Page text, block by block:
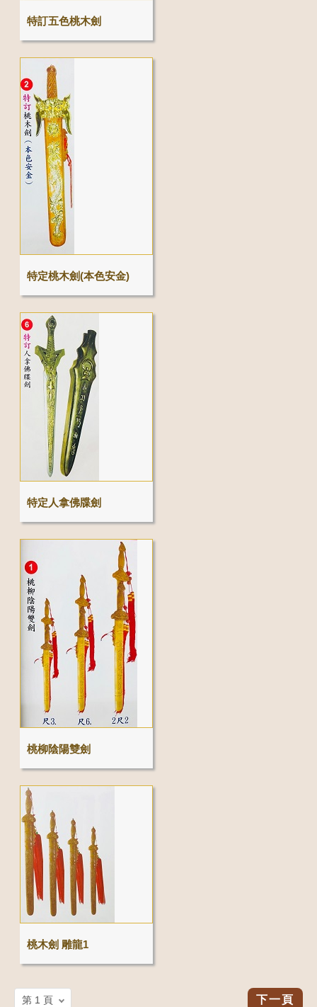
特訂五色桃木劍
特定桃木劍(本色安金)
特定人拿佛牒劍
桃柳陰陽雙劍
桃木劍 雕龍1
下一頁